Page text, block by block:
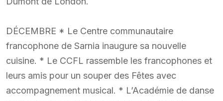
DÉCEMBRE * Le Centre communautaire
francophone de Sarnia inaugure sa nouvelle
cuisine. * Le CCFL rassemble les francophones et
leurs amis pour un souper des Fêtes avec
accompagnement musical. * L’Académie de danse